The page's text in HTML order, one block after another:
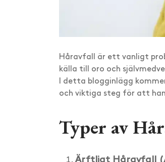
Håravfall är ett vanligt
källa till oro och
I detta blogginlägg
och viktiga steg för att
Typer av